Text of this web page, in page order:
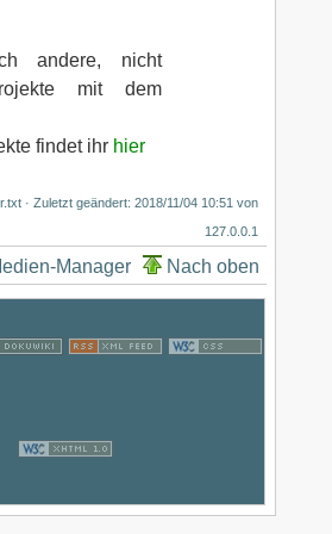
andere, nicht
mit dem
findet ihr hier
· Zuletzt geändert: 2018/11/04 10:51 von
127.0.0.1
Manager Nach oben